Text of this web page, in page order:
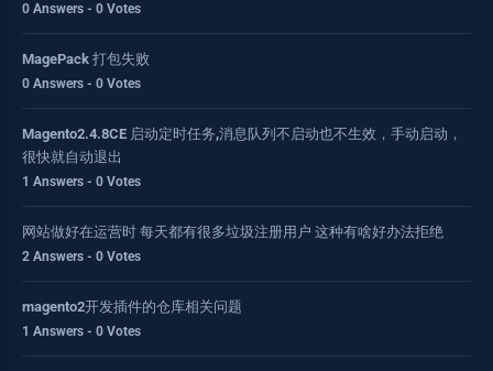
0 Answers - 0 Votes
MagePack 打包失败
0 Answers - 0 Votes
Magento2.4.8CE 启动定时任务,消息队列不启动也不生效，手动启动，
很快就自动退出
1 Answers - 0 Votes
网站做好在运营时 每天都有很多垃圾注册用户 这种有啥好办法拒绝
2 Answers - 0 Votes
magento2开发插件的仓库相关问题
1 Answers - 0 Votes